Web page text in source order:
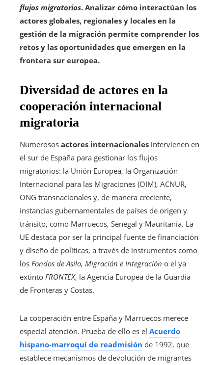
flujos migratorios. Analizar cómo interactúan los
actores globales, regionales y locales en la
gestión de la migración permite comprender los
retos y las oportunidades que emergen en la
frontera sur europea.
Diversidad de actores en la
cooperación internacional
migratoria
Numerosos actores internacionales intervienen en
el sur de España para gestionar los flujos
migratorios: la Unión Europea, la Organización
Internacional para las Migraciones (OIM), ACNUR,
ONG transnacionales y, de manera creciente,
instancias gubernamentales de países de origen y
tránsito, como Marruecos, Senegal y Mauritania. La
UE destaca por ser la principal fuente de financiación
y diseño de políticas, a través de instrumentos como
los Fondos de Asilo, Migración e Integración o el ya
extinto FRONTEX, la Agencia Europea de la Guardia
de Fronteras y Costas.
La cooperación entre España y Marruecos merece
especial atención. Prueba de ello es el Acuerdo
hispano-marroquí de readmisión de 1992, que
establece mecanismos de devolución de migrantes